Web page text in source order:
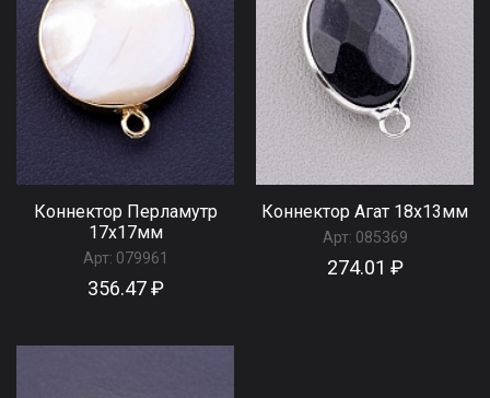
Коннектор Перламутр
17x17мм
Арт: 079961
356.47 ₽
Коннектор Агат 18x13мм
Арт: 085369
274.01 ₽